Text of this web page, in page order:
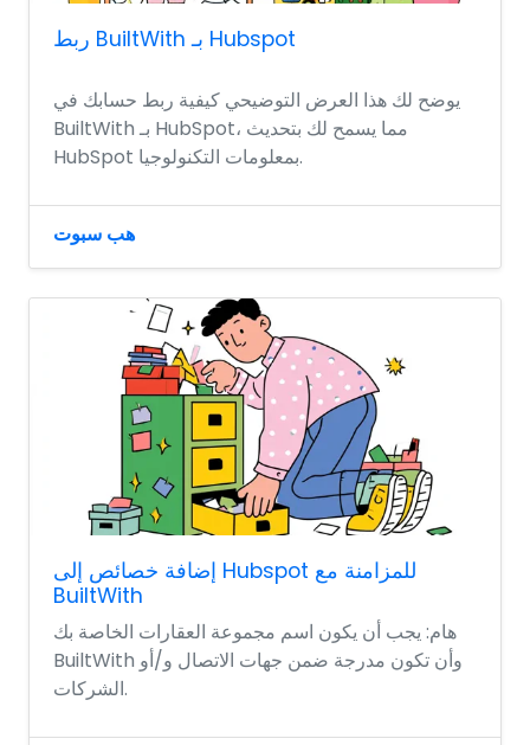
ربط BuiltWith بـ Hubspot
يوضح لك هذا العرض التوضيحي كيفية ربط حسابك في
BuiltWith بـ HubSpot، مما يسمح لك بتحديث
HubSpot بمعلومات التكنولوجيا.
هب سبوت
إضافة خصائص إلى Hubspot للمزامنة مع
BuiltWith
هام: يجب أن يكون اسم مجموعة العقارات الخاصة بك
BuiltWith وأن تكون مدرجة ضمن جهات الاتصال و/أو
الشركات.